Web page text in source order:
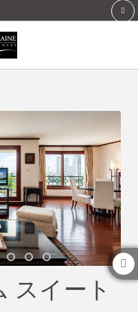
Luxury Residences in Ho Chi
スイート